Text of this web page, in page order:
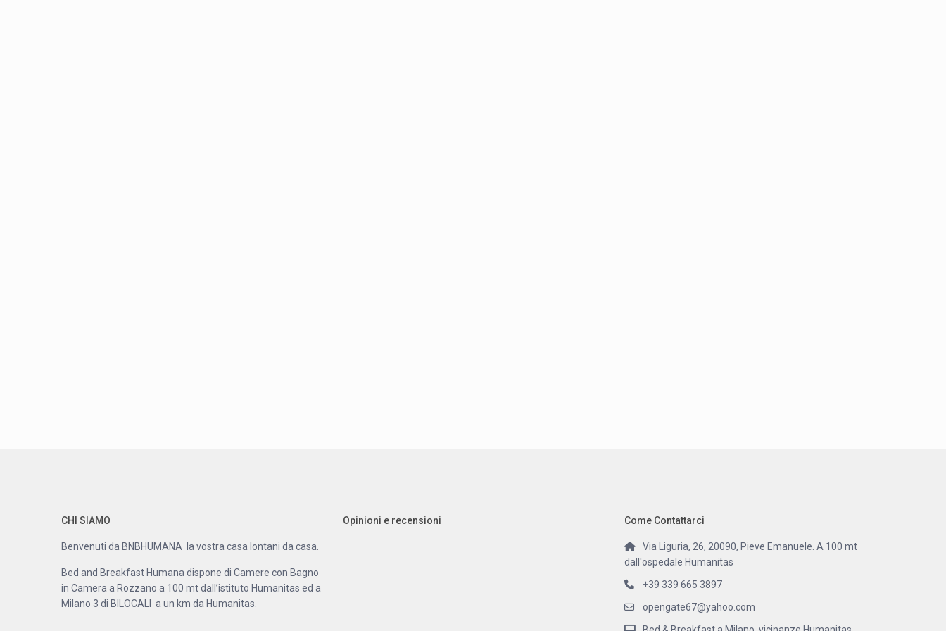
CHI SIAMO
Benvenuti da BNBHUMANA la vostra casa lontani da casa.
Bed and Breakfast Humana dispone di Camere con Bagno
in Camera a Rozzano a 100 mt dall’istituto Humanitas ed a
Milano 3 di BILOCALI a un km da Humanitas.
Opinioni e recensioni Come Contattarci
Via Liguria, 26, 20090, Pieve Emanuele. A 100 mt
dall'ospedale Humanitas
+39 339 665 3897
opengate67@yahoo.com